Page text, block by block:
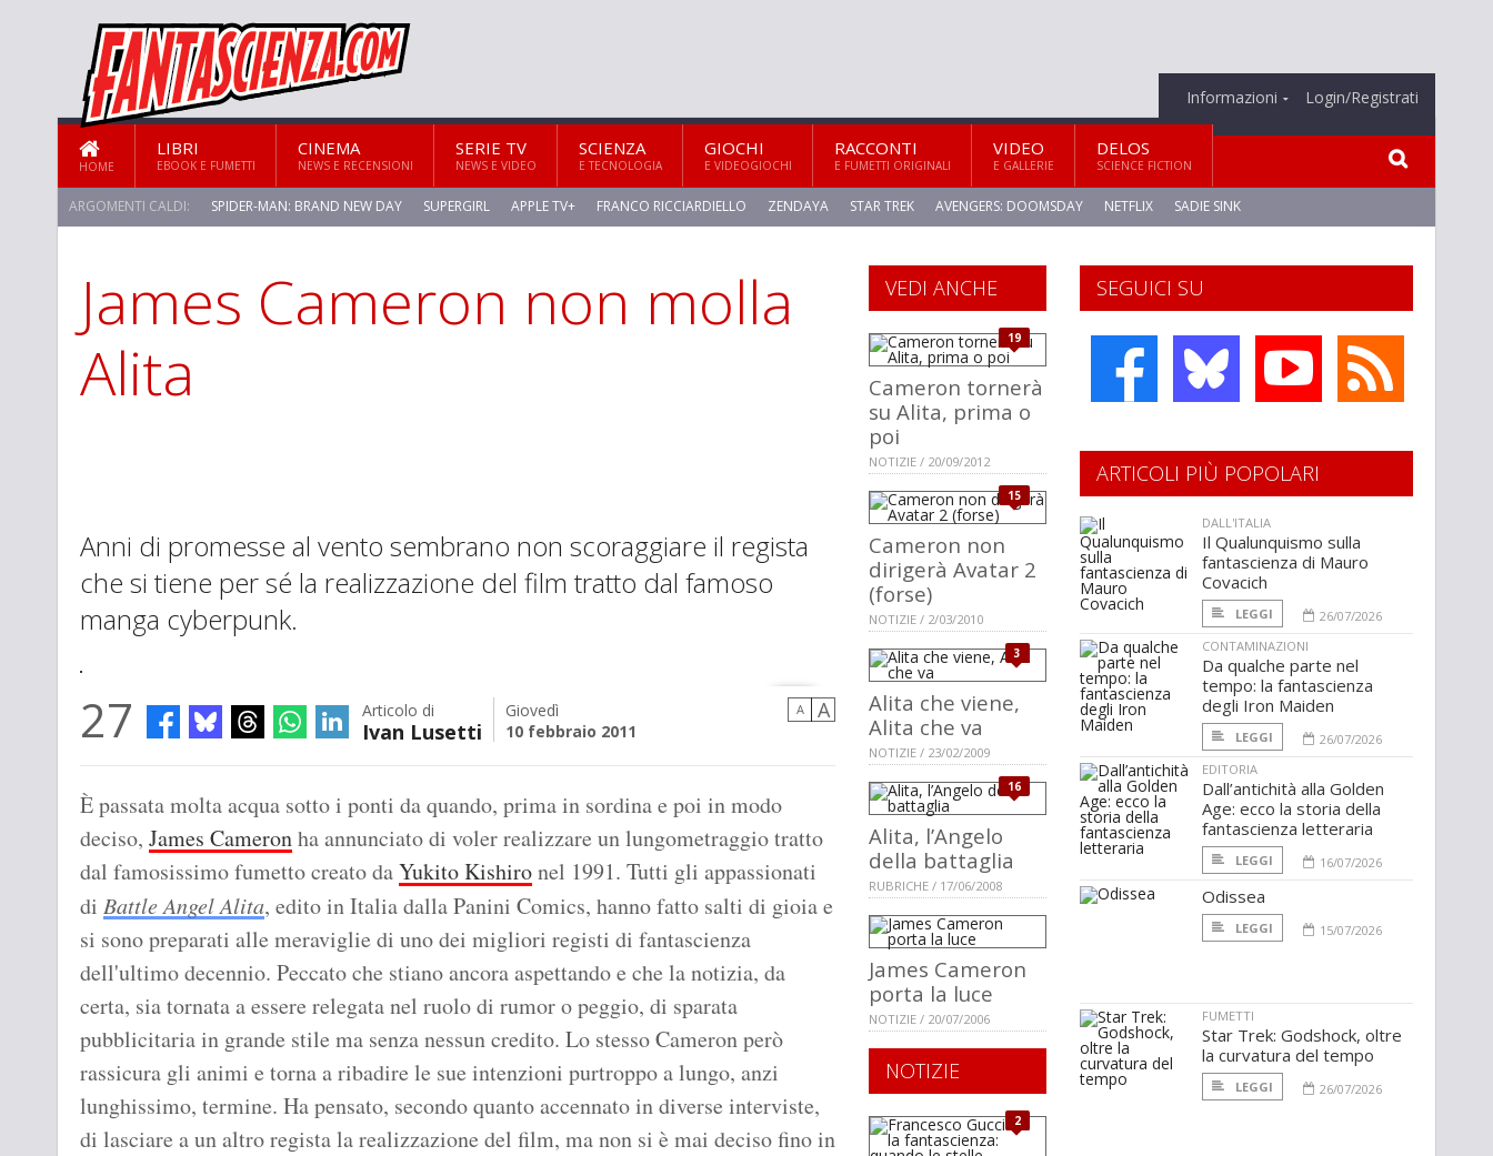
Informazioni Login/Registrati
HOME
LIBRI
EBOOK E FUMETTI
CINEMA
NEWS E RECENSIONI
SERIE TV
NEWS E VIDEO
SCIENZA
E TECNOLOGIA
GIOCHI
E VIDEOGIOCHI
RACCONTI
E FUMETTI ORIGINALI
VIDEO
E GALLERIE
DELOS
SCIENCE FICTION
ARGOMENTI CALDI: SPIDER-MAN: BRAND NEW DAY SUPERGIRL APPLE TV+ FRANCO RICCIARDIELLO ZENDAYA STAR TREK AVENGERS: DOOMSDAY NETFLIX SADIE SINK
STAR TREK: STRANGE NEW WORLDS
James Cameron non molla
Alita
Anni di promesse al vento sembrano non scoraggiare il regista
che si tiene per sé la realizzazione del film tratto dal famoso
manga cyberpunk.
27 Articolo di
Ivan Lusetti
Giovedì
10 febbraio 2011
A A
È passata molta acqua sotto i ponti da quando, prima in sordina e poi in modo
deciso, James Cameronha annunciato di voler realizzare un lungometraggio tratto
dal famosissimo fumetto creato daYukito Kishironel 1991. Tutti gli appassionati
di Battle Angel Alita, edito in Italia dalla Panini Comics, hanno fatto salti di gioia e
si sono preparati alle meraviglie di uno dei migliori registi di fantascienza
dell'ultimo decennio. Peccato che stiano ancora aspettando e che la notizia, da
certa, sia tornata a essere relegata nel ruolo di rumor o peggio, di sparata
pubblicitaria in grande stile ma senza nessun credito. Lo stesso Cameron però
rassicura gli animi e torna a ribadire le sue intenzioni purtroppo a lungo, anzi
lunghissimo, termine. Ha pensato, secondo quanto accennato in diverse interviste,
di lasciare a un altro regista la realizzazione del film, ma non si è mai deciso fino in
SEGUICI SU
VEDI ANCHE
19
Cameron tornerà
su Alita, prima o
poi
NOTIZIE / 20/09/2012
15
Cameron non
dirigerà Avatar 2
(forse)
NOTIZIE / 2/03/2010
3
Alita che viene,
Alita che va
NOTIZIE / 23/02/2009
16
Alita, l’Angelo
della battaglia
RUBRICHE / 17/06/2008
James Cameron
porta la luce
NOTIZIE / 20/07/2006
NOTIZIE
2
ARTICOLI PIÙ POPOLARI
DALL'ITALIA
Il Qualunquismo sulla
fantascienza di Mauro
Covacich
LEGGI
26/07/2026
CONTAMINAZIONI
Da qualche parte nel
tempo: la fantascienza
degli Iron Maiden
LEGGI
26/07/2026
EDITORIA
Dall’antichità alla Golden
Age: ecco la storia della
fantascienza letteraria
LEGGI 16/07/2026
Odissea
LEGGI 15/07/2026
FUMETTI
Star Trek: Godshock, oltre
la curvatura del tempo
LEGGI 26/07/2026